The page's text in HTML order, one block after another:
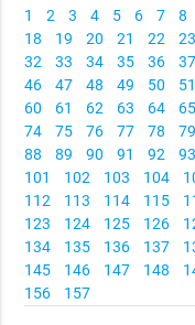
1 2 3 4 5 6 7 8
18
19 20 21 22 23
32
33 34 35 36 37
46
47 48 49 50 51
60
61 62 63 64 65
74
75 76 77 78 79
88
89 90 91 92 93
101
102 103 104
112
113 114 115
123
124 125 126
134
135 136 137
145
146 147 148
156
157